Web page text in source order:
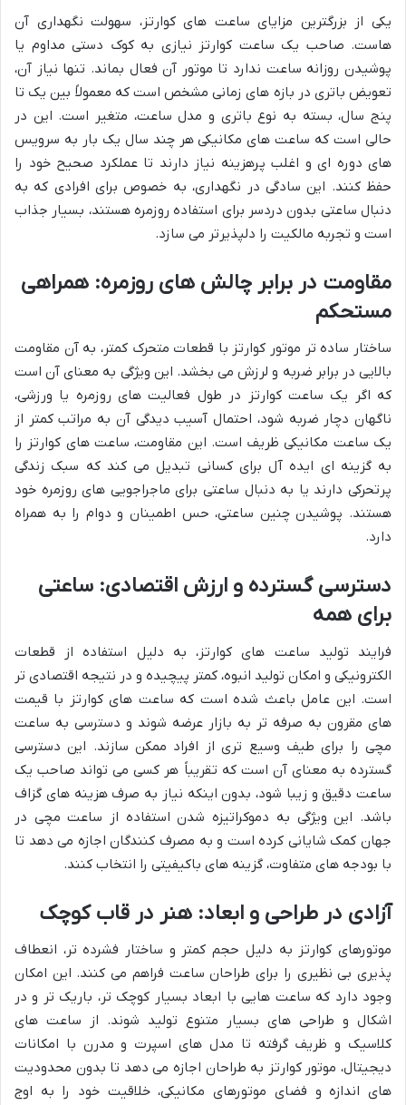
یکی از بزرگترین مزایای ساعت های کوارتز، سهولت نگهداری آن
هاست. صاحب یک ساعت کوارتز نیازی به کوک دستی مداوم یا
پوشیدن روزانه ساعت ندارد تا موتور آن فعال بماند. تنها نیاز آن،
تعویض باتری در بازه های زمانی مشخص است که معمولاً بین یک تا
پنج سال، بسته به نوع باتری و مدل ساعت، متغیر است. این در
حالی است که ساعت های مکانیکی هر چند سال یک بار به سرویس
های دوره ای و اغلب پرهزینه نیاز دارند تا عملکرد صحیح خود را
حفظ کنند. این سادگی در نگهداری، به خصوص برای افرادی که به
دنبال ساعتی بدون دردسر برای استفاده روزمره هستند، بسیار جذاب
است و تجربه مالکیت را دلپذیرتر می سازد.
مقاومت در برابر چالش های روزمره: همراهی
مستحکم
ساختار ساده تر موتور کوارتز با قطعات متحرک کمتر، به آن مقاومت
بالایی در برابر ضربه و لرزش می بخشد. این ویژگی به معنای آن است
که اگر یک ساعت کوارتز در طول فعالیت های روزمره یا ورزشی،
ناگهان دچار ضربه شود، احتمال آسیب دیدگی آن به مراتب کمتر از
یک ساعت مکانیکی ظریف است. این مقاومت، ساعت های کوارتز را
به گزینه ای ایده آل برای کسانی تبدیل می کند که سبک زندگی
پرتحرکی دارند یا به دنبال ساعتی برای ماجراجویی های روزمره خود
هستند. پوشیدن چنین ساعتی، حس اطمینان و دوام را به همراه
دارد.
دسترسی گسترده و ارزش اقتصادی: ساعتی
برای همه
فرایند تولید ساعت های کوارتز، به دلیل استفاده از قطعات
الکترونیکی و امکان تولید انبوه، کمتر پیچیده و در نتیجه اقتصادی تر
است. این عامل باعث شده است که ساعت های کوارتز با قیمت
های مقرون به صرفه تر به بازار عرضه شوند و دسترسی به ساعت
مچی را برای طیف وسیع تری از افراد ممکن سازند. این دسترسی
گسترده به معنای آن است که تقریباً هر کسی می تواند صاحب یک
ساعت دقیق و زیبا شود، بدون اینکه نیاز به صرف هزینه های گزاف
باشد. این ویژگی به دموکراتیزه شدن استفاده از ساعت مچی در
جهان کمک شایانی کرده است و به مصرف کنندگان اجازه می دهد تا
با بودجه های متفاوت، گزینه های باکیفیتی را انتخاب کنند.
آزادی در طراحی و ابعاد: هنر در قاب کوچک
موتورهای کوارتز به دلیل حجم کمتر و ساختار فشرده تر، انعطاف
پذیری بی نظیری را برای طراحان ساعت فراهم می کنند. این امکان
وجود دارد که ساعت هایی با ابعاد بسیار کوچک تر، باریک تر و در
اشکال و طراحی های بسیار متنوع تولید شوند. از ساعت های
کلاسیک و ظریف گرفته تا مدل های اسپرت و مدرن با امکانات
دیجیتال، موتور کوارتز به طراحان اجازه می دهد تا بدون محدودیت
های اندازه و فضای موتورهای مکانیکی، خلاقیت خود را به اوج